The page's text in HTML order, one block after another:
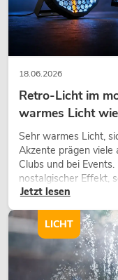
18.06.2026
Retro-Licht im
warmes Licht
Sehr warmes Licht,
Akzente prägen viele
Clubs und bei
nostalgischer Effekt,
Gestaltungsmittel: Es
wirken lassen.
Jetzt lesen
LICHT